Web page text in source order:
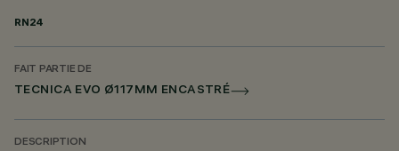
RN24
FAIT PARTIE DE
TECNICA EVO Ø117MM ENCASTRÉ
DESCRIPTION